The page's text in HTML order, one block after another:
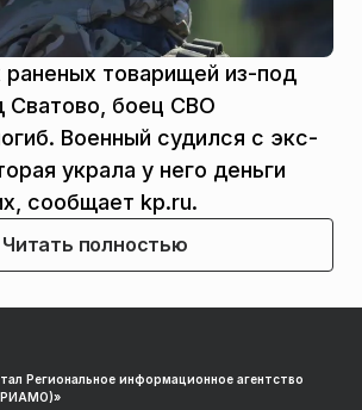
раненых товарищей из-под
Сватово, боец СВО
Военный судился с экс-
украла у него деньги
сообщает kp.ru.
Читать полностью
Региональное информационное агентство